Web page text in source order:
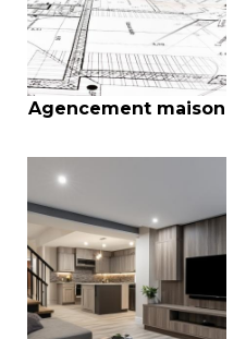
Agencement maison